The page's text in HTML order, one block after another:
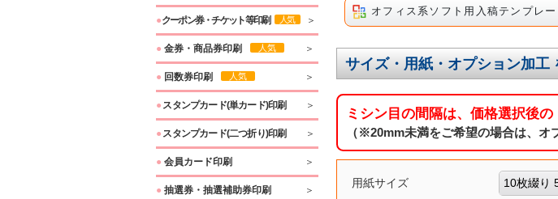
●クーポン券・チケット等印刷 人気
● 金券・商品券印刷 人気
● 回数券印刷 人気
● スタンプカード(単カード)印刷
● スタンプカード(二つ折り)印刷
● 会員カード印刷
● 抽選券・抽選補助券印刷
オフィス系ソフト用入稿テンプレ
サイズ・用紙・オプション加工
ミシン目の間隔は、価格選択後
（※20mm未満をご希望の場合は、オ
用紙サイズ 10枚綴り